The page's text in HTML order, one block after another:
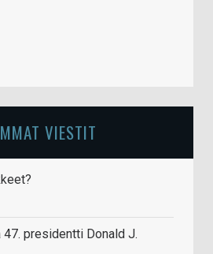
VIESTIT
47. presidentti Donald J.